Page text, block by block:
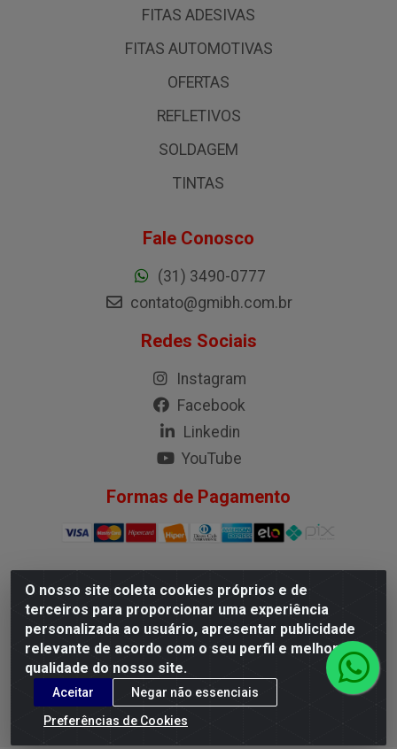
O nosso site coleta cookies próprios e de
terceiros para proporcionar uma experiência
personalizada ao usuário, apresentar publicidade
relevante de acordo com o seu perfil e melhorar a
qualidade do nosso site.
Aceitar
Negar não essenciais
Preferências de Cookies
FITAS ADESIVAS
FITAS AUTOMOTIVAS
OFERTAS
REFLETIVOS
SOLDAGEM
TINTAS
Fale Conosco
(31) 3490-0777
contato@gmibh.com.br
Redes Sociais
Instagram
Facebook
Linkedin
YouTube
Formas de Pagamento
G.M.I. Distribuidora LTDA - Rua Conselheiro Pena, 50 - Santa
Branca, Belo Horizonte/MG - CEP 31.710-150 - CNPJ
04.098.359/0001-02